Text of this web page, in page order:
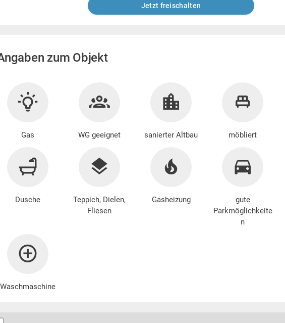
Jetzt freischalten
zum Objekt
Gas WG geeignet sanierter Altbau möbliert
Dusche
Teppich, Dielen,
Fliesen
Gasheizung
gute
Parkmöglichkeite
n
Waschmaschine